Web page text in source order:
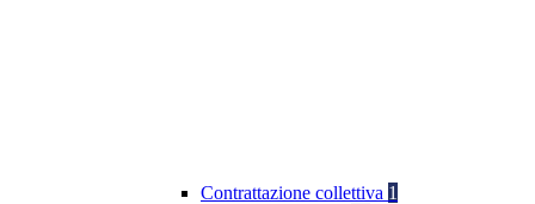
Contrattazione collettiva 1